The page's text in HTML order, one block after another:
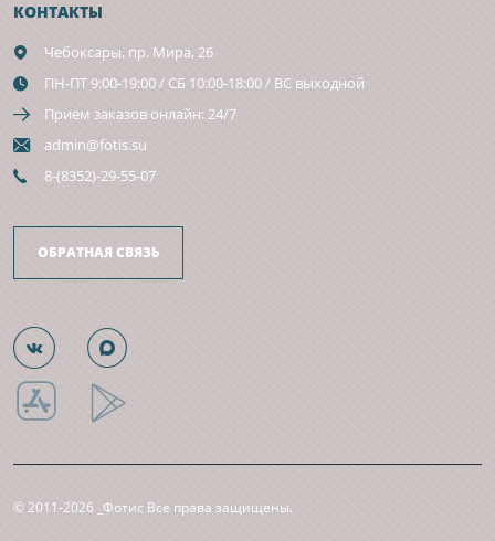
КОНТАКТЫ
Чебоксары, пр. Мира, 26
ПН-ПТ 9:00-19:00 / СБ 10:00-18:00 / ВС выходной
Прием заказов онлайн: 24/7
admin@fotis.su
8-(8352)-29-55-07
ОБРАТНАЯ СВЯЗЬ
© 2011-2026 _Фотис Все права защищены.